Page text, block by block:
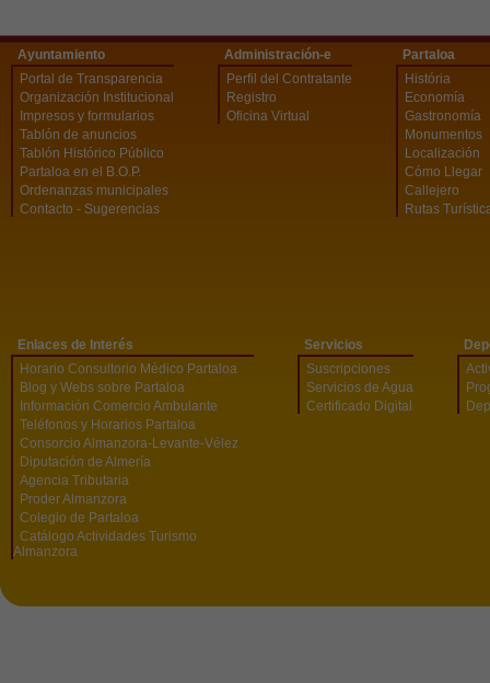
Ayuntamiento
Portal de Transparencia
Organización Institucional
Impresos y formularios
Tablón de anuncios
Tablón Histórico Público
Partaloa en el B.O.P.
Ordenanzas municipales
Contacto - Sugerencias
Administración-e
Perfil del Contratante
Registro
Oficina Virtual
Partaloa
História
Economía
Gastronomía
Monumentos
Localización
Cómo Llegar
Callejero
Rutas
Enlaces de Interés
Horario Consultorio Médico Partaloa
Blog y Webs sobre Partaloa
Información Comercio Ambulante
Teléfonos y Horarios Partaloa
Consorcio Almanzora-Levante-Vélez
Diputación de Almería
Agencia Tributaria
Proder Almanzora
Colegio de Partaloa
Catálogo Actividades Turismo
Almanzora
Servicios
Suscripciones
Servicios de Agua
Certificado Digital